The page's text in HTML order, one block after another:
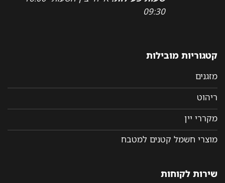
09:30
קטגוריות מובילות
מזגנים
ריהוט
מקררי יין
מוצרי חשמל קטנים למטבח
שירות לקוחות